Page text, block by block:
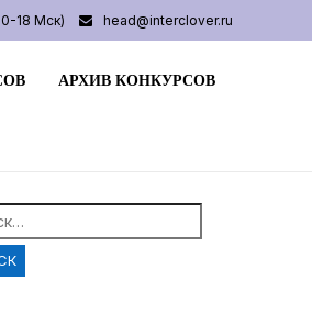
18 Мск) head@interclover.ru
АРХИВ КОНКУРСОВ